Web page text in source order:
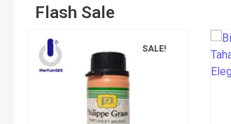
Flash Sale
SALE!